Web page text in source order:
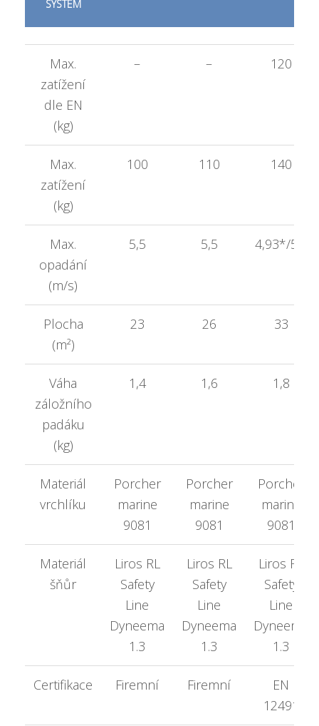
SYSTEM
Max.
zatížení
dle EN
(kg)
– – 120
Max.
zatížení
(kg)
100 110 140
Max.
opadání
(m/s)
5,5 5,5 4,93*/5,5
Plocha
(m²)
23 26 33
Váha
záložního
padáku
(kg)
1,4 1,6 1,8
Materiál
vrchlíku
Porcher
marine
9081
Porcher
marine
9081
Porcher
marine
9081
Materiál
šňůr
Liros RL
Safety
Line
Dyneema
1.3
Liros RL
Safety
Line
Dyneema
1.3
Liros RL
Safety
Line
Dyneema
1.3
Certifikace Firemní Firemní
EN
12491